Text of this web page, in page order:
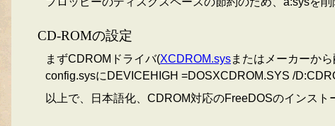
CD-ROMの設定
まずCDROMドライバ(XCDROM.sysまたはメーカーか
config.sysにDEVICEHIGH =DOSXCDROM.SYS /
以上で、日本語化、CDROM対応のFreeDOSのインスト